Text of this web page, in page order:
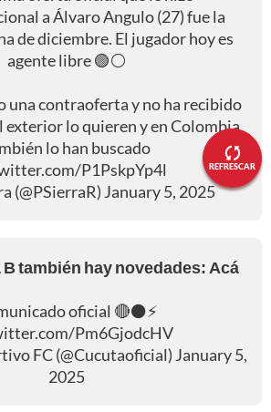
REFRESCAR
a Álvaro Angulo (27) fue la
de diciembre. El jugador hoy es
agente libre 🟢⚪️
una contraoferta y no ha recibido
exterior lo quieren y en Colombia
lo han buscado
P1PskpYp4l
(@PSierraR) January 5, 2025
B también hay novedades: Acá
oficial 🔴⚫️⚡️
Pm6GjodcHV
FC (@Cucutaoficial) January 5,
2025